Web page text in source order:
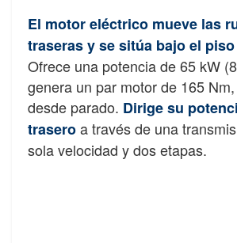
El motor eléctrico mueve las
traseras y se sitúa bajo el
Ofrece una potencia de 65 kW
genera un par motor de 165
desde parado. Dirige su
traseroa través de una
sola velocidad y dos etapas.